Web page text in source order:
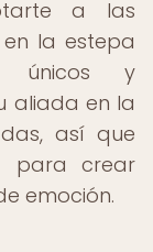
a las
la estepa
únicos y
aliada en la
así que
para crear
emoción.